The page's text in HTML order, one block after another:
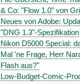
& Co: "Flow 1.0" von
Neues von Adobe:
"DNG 1.3"-Spezifikation
Nikon D5000 Special:
Mal 'ne Frage, Herr
Flash aus?"
Low-Budget-Comic-